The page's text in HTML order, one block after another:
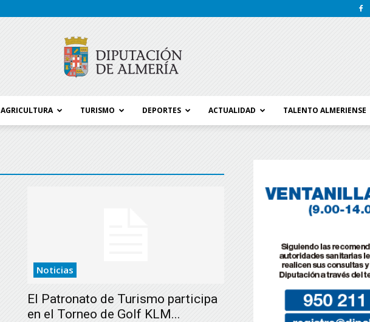
AGRICULTURA TURISMO DEPORTES ACTUALIDAD TALENTO ALMERIENSE
Noticias
El Patronato de Turismo participa
en el Torneo de Golf KLM...